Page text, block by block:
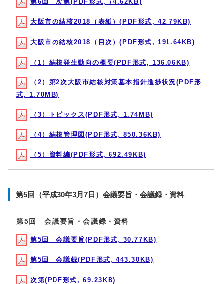
第6回 次第(PDF形式, 74.62KB)
大阪市の結核2018（表紙）(PDF形式, 42.79KB)
大阪市の結核2018（目次）(PDF形式, 191.64KB)
（1）結核発生動向の概要(PDF形式, 136.06KB)
（2）第2次大阪市結核対策基本指針進捗状況(PDF形
式, 1.70MB)
（3）トピックス(PDF形式, 1.74MB)
（4）結核管理図(PDF形式, 850.36KB)
（5）資料編(PDF形式, 692.49KB)
第5回（平成30年3月7日）会議要旨・会議録・資料
第5回 会議要旨・会議録・資料
第5回 会議要旨(PDF形式, 30.77KB)
第5回 会議録(PDF形式, 443.30KB)
次第(PDF形式, 69.23KB)